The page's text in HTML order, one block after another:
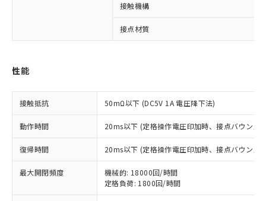
接触機構
接点材質
性能
接触抵抗 50mΩ以下 (DC5V 1A 電圧降下法)
動作時間 20ms以下 (定格操作電圧印加時、接点バウンス
復帰時間 20ms以下 (定格操作電圧印加時、接点バウンス
最大開閉頻度
機械的: 18000回/時間
定格負荷: 1800回/時間
以下の条件をお読みいただき、同意のうえ
ご利用ください。
本サービスは、当社制御機器事業取扱
(税抜)を提供させていただくもので
当社制御機器事業取扱商品の中には、
本サービスの対象外となる商品もある
対応済み：EU RoHS指令（10物質）の
非含有に対応した製品が提供可能な商品で
非含有に非対応の商品で、対応品を出す予
定はありません。
調査・確認中：EU RoHS指令（10物質）の
非含有の対応状況を調査中または確認中の
商品です。
非該当品：ライセンス料など無形物で、有
害物質有無と関係のない商品です。
仕入先様の事情により、非含有部品として
※1 中国RoHS○×表
「○」：最大均質材料含有率が中国RoHSの
基準値以下であることを示します。
「×」：最大均質材料含有率が中国RoHSの
基準値を超えていることを示します。